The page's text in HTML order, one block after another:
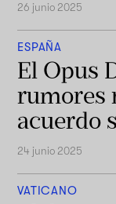
26 junio 2025
ESPAÑA
El Opus
rumores
acuerdo
24 junio 2025
VATICANO